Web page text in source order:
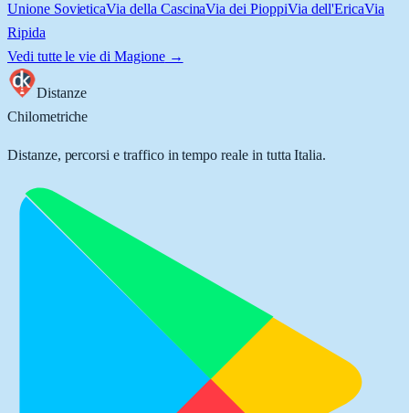
Unione SovieticaVia della CascinaVia dei PioppiVia dell'EricaVia
Ripida
Vedi tutte le vie di Magione→
Distanze
Chilometriche
Distanze, percorsi e traffico in tempo reale in tutta Italia.